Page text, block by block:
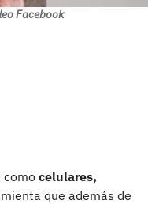
Facebook
como celulares,
que además de